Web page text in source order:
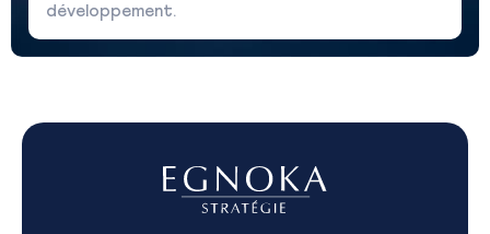
développement.